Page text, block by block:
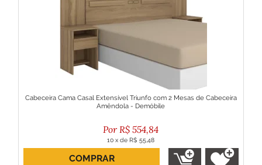
Cabeceira Cama Casal Extensível Triunfo com 2 Mesas de Cabeceira
Amêndola - Demóbile
R$ 554,84
10 x de R$ 55,48
ou R$ 499,36 no boleto
COMPRAR